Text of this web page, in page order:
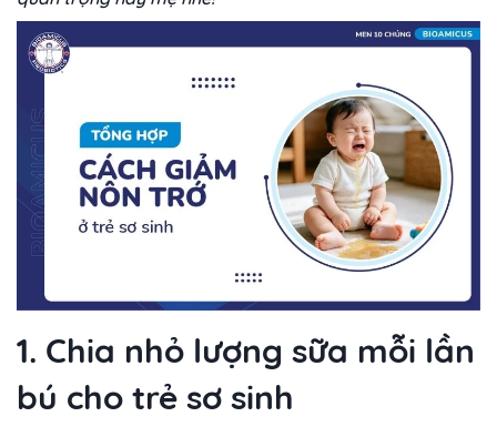
1. Chia nhỏ lượng sữa mỗi lần
bú cho trẻ sơ sinh